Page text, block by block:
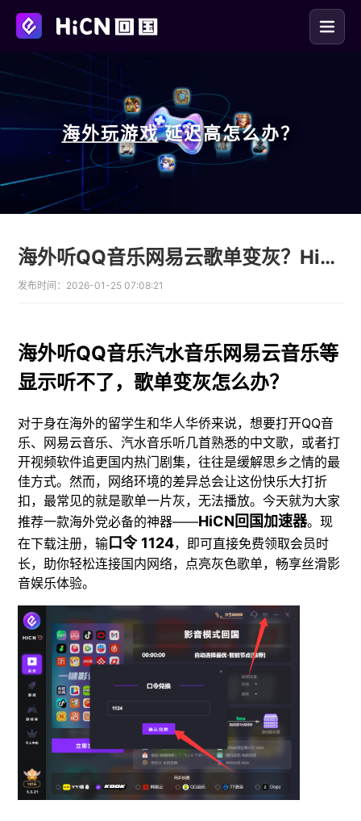
海外玩游戏 延迟高怎么办？
海外听QQ音乐网易云歌单变灰？HiCN回国加速器一键解锁限制
发布时间： 2026-01-25 07:08:21
海外听QQ音乐汽水音乐网易云音乐等
显示听不了，歌单变灰怎么办？
对于身在海外的留学生和华人华侨来说，想要打开QQ音
乐、网易云音乐、汽水音乐听几首熟悉的中文歌，或者打
开视频软件追更国内热门剧集，往往是缓解思乡之情的最
佳方式。然而，网络环境的差异总会让这份快乐大打折
扣，最常见的就是歌单一片灰，无法播放。今天就为大家
推荐一款海外党必备的神器——HiCN回国加速器。现
在下载注册，输口令 1124，即可直接免费领取会员时
长，助你轻松连接国内网络，点亮灰色歌单，畅享丝滑影
音娱乐体验。